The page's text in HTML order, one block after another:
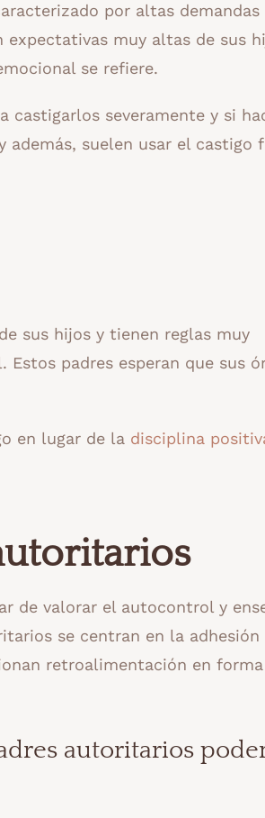
por altas demandas
muy altas de sus
se refiere.
castigarlos severamente y si
además, suelen usar el castigo
sus hijos y tienen reglas muy
padres esperan que sus
en lugar de la disciplina
de valorar el autocontrol y
se centran en la adhesión
retroalimentación en
autoritarios